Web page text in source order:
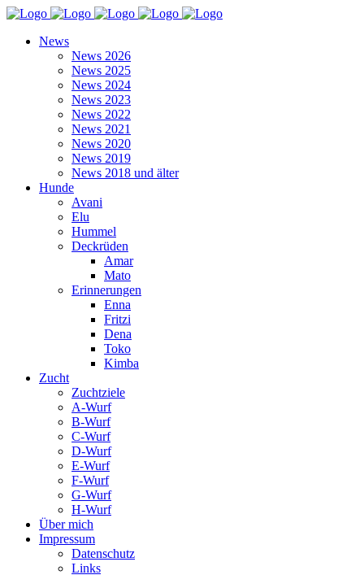
News
News 2026
News 2025
News 2024
News 2023
News 2022
News 2021
News 2020
News 2019
News 2018 und älter
Hunde
Avani
Elu
Hummel
Deckrüden
Amar
Mato
Erinnerungen
Enna
Fritzi
Dena
Toko
Kimba
Zucht
Zuchtziele
A-Wurf
B-Wurf
C-Wurf
D-Wurf
E-Wurf
F-Wurf
G-Wurf
H-Wurf
Über mich
Impressum
Datenschutz
Links